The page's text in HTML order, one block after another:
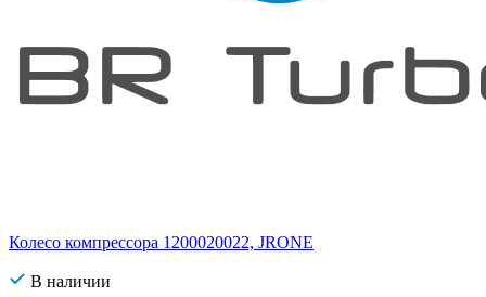
Колесо компрессора 1200020022, JRONE
В наличии